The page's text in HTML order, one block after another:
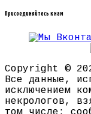
Присоединяйтесь к нам
Copyright ©
Все данные,
исключением
некрологов,